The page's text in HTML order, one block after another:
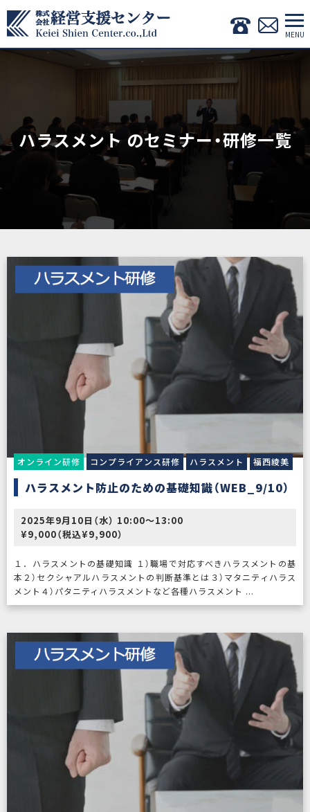
ハラスメント のセミナー・研修一覧
オンライン研修 コンプライアンス研修 ハラスメント 福西綾美
ハラスメント防止のための基礎知識（WEB_9/10）
2025年9月10日（水） 10:00〜13:00
¥9,000（税込¥9,900）
１．ハラスメントの基礎知識 １）職場で対応すべきハラスメントの基
本２）セクシャアルハラスメントの判断基準とは３）マタニティハラス
メント４）パタニティハラスメントなど各種ハラスメント ...